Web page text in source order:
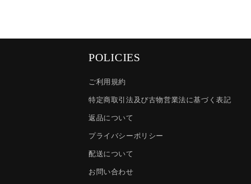
POLICIES
ご利用規約
特定商取引法及び古物営業法に基づく表記
返品について
プライバシーポリシー
配送について
お問い合わせ